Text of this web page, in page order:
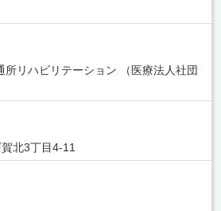
所リハビリテーション （医療法人社団
北3丁目4-11